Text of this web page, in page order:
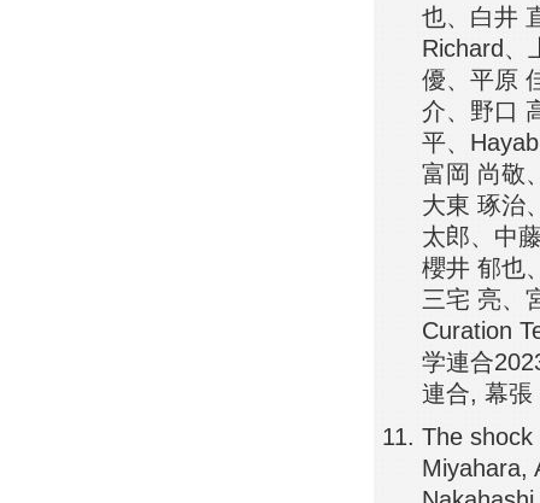
也、白井
Richard、
優、平原
介、野口
平、
富岡 尚敬
大東 琢治
太郎、中
櫻井 郁也
三宅 亮、
Curation
学連合
連合, 幕張
The
Miyahara,